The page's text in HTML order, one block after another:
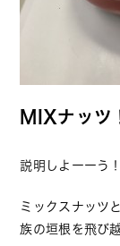
MIXナッツ
説明しよーーう！
ミックスナッツ
族の垣根を飛び